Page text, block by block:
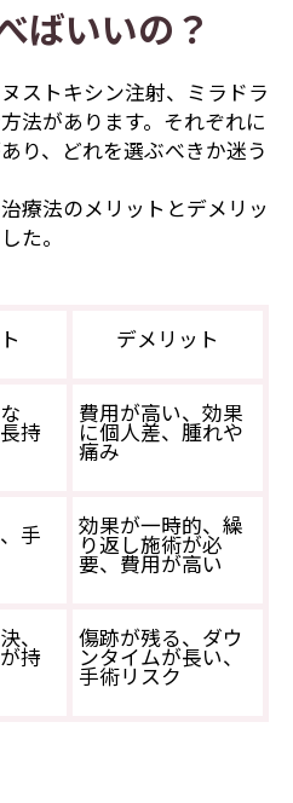
ばいいの？
ストキシン注射、ミラドラ
法があります。それぞれに
り、どれを選ぶべきか迷う
療法のメリットとデメリッ
た。
デメリット
持
費用が高い、効果
に個人差、腫れや
痛み
手 効果が一時的、繰
り返し施術が必
要、費用が高い
、
持
傷跡が残る、ダウ
ンタイムが長い、
手術リスク